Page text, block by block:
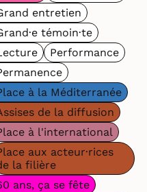
entretien
témoin·te
Performance
à la Méditerranée
de la diffusion
à l'international
aux acteur·rices
la filière
ans, ça se fête